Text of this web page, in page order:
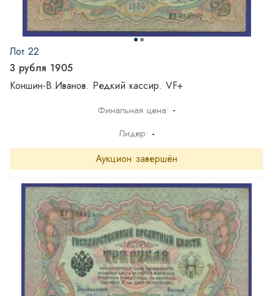
Лот 22
3 рубля 1905
Коншин-В.Иванов. Редкий кассир. VF+
Финальная цена: -
Лидер: -
Аукцион завершён